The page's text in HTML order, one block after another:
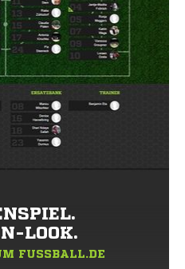
LOOK.
FUSSBALL.DE